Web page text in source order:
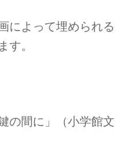
によって埋められる
す。
の間に」（小学館文